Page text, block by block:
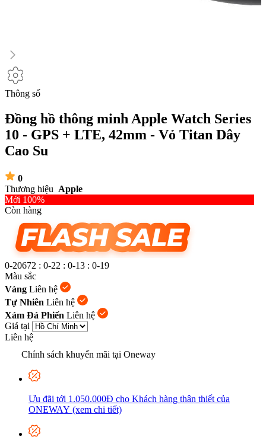
Thông số
Đồng hồ thông minh Apple Watch Series
10 - GPS + LTE, 42mm - Vỏ Titan Dây
Cao Su
0
Thương hiệu Apple
Mới 100%
Còn hàng
0-20672 : 0-22 : 0-13 : 0-20
Màu sắc
Vàng Liên hệ
Tự Nhiên Liên hệ
Xám Đá Phiến Liên hệ
Giá tại
Liên hệ
Chính sách khuyến mãi tại Oneway
Ưu đãi tới 1.050.000Đ cho Khách hàng thân thiết của
ONEWAY (xem chi tiết)